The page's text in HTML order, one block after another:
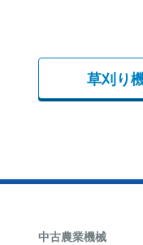
草刈り
中古農業機械